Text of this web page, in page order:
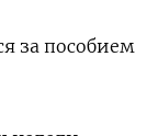
за пособием